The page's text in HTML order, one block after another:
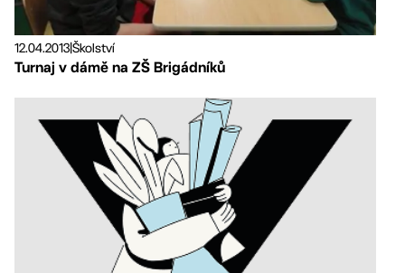
12.04.2013Školství
Turnaj v dámě na ZŠ Brigádníků